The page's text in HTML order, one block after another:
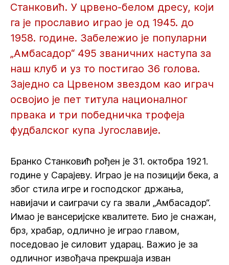
Станковић. У црвено-белом дресу, који
га је прославио играо је од 1945. до
1958. године. Забележио је популарни
„Амбасадор“ 495 званичних наступа за
наш клуб и уз то постигао 36 голова.
Заједно са Црвеном звездом као играч
освојио је пет титула националног
првака и три победничка трофеја
фудбалског купа Југославије.
Бранко Станковић рођен је 31. октобра 1921.
године у Сарајеву. Играо је на позицији бека, а
због стила игре и господског држања,
навијачи и саиграчи су га звали „Амбасадор“.
Имао је вансеријске квалитете. Био је снажан,
брз, храбар, одлично је играо главом,
поседовао је силовит ударац. Важио је за
одличног извођача прекршаја изван